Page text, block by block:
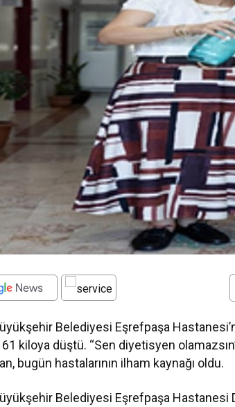
Belediyesi Eşrefpaşa
kiloya düştü. “Sen diyetisyen
bugün hastalarının ilham kaynağı oldu.
Belediyesi Eşrefpaşa Hastanesi